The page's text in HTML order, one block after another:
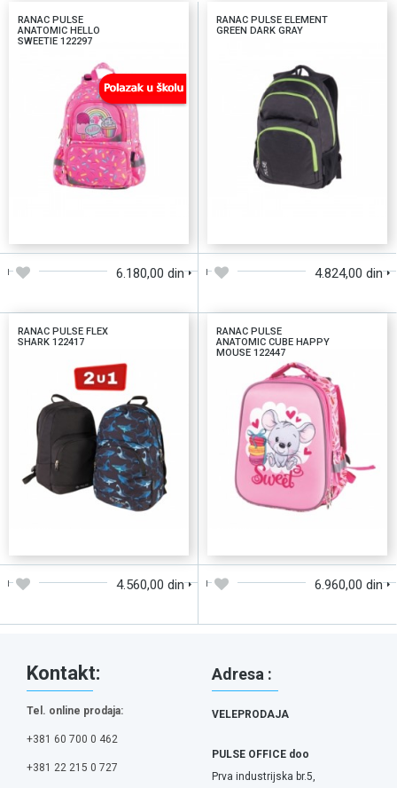
RANAC PULSE
ANATOMIC HELLO
SWEETIE 122297
6.180,00 din
RANAC PULSE ELEMENT
GREEN DARK GRAY
4.824,00 din
RANAC PULSE FLEX
SHARK 122417
4.560,00 din
RANAC PULSE
ANATOMIC CUBE HAPPY
MOUSE 122447
6.960,00 din
Kontakt:
Tel. online prodaja:
+381 60 700 0 462
+381 22 215 0 727
Adresa :
VELEPRODAJA
PULSE OFFICE doo
Prva industrijska br.5,